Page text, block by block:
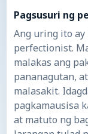
Pagsusuri ng
Ang uring ito
perfectionist.
malakas ang
pananagutan,
malasakit.
pagkamausisa
at matuto ng